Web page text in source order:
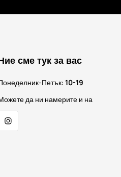
сме тук за вас
Петък:10-19
да ни намерите и на